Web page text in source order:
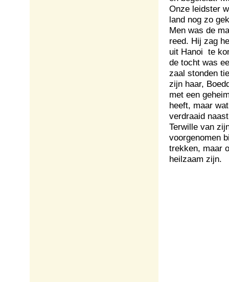
Onze leidster
land nog zo
Men was de
reed. Hij zag
uit Hanoi te
de tocht was
zaal stonden
zijn haar,
met een
heeft, maar
verdraaid
Terwille van
voorgenomen
trekken, maar
heilzaam zijn.